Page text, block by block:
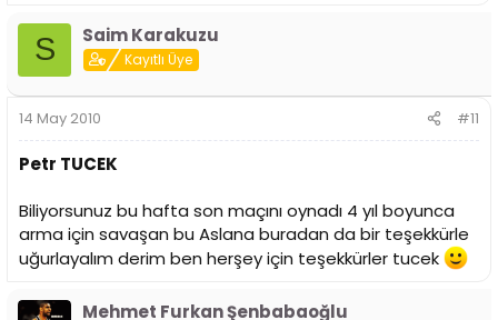
S Saim Karakuzu
Kayıtlı Üye
14 May 2010 #11
Petr TUCEK
Biliyorsunuz bu hafta son maçını oynadı 4 yıl boyunca
arma için savaşan bu Aslana buradan da bir teşekkürle
uğurlayalım derim ben herşey için teşekkürler tucek
Mehmet Furkan Şenbabaoğlu